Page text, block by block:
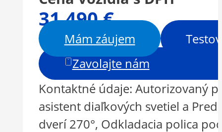
31 490 €
Mám záujem
Zavolajte nám
Kontaktné údaje: Autorizovaný
asistent diaľkových svetiel a
dverí 270°, Odkladacia polica